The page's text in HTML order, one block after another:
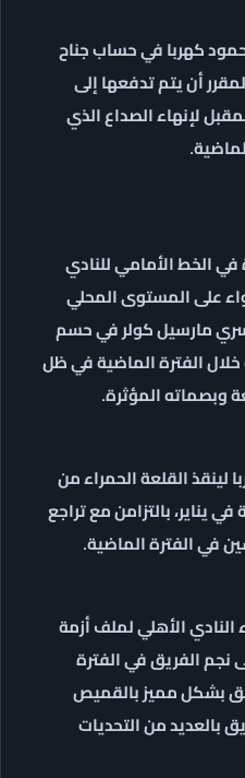
كهربا في حساب جناح
أن يتم تدفعها إلى
يوم 10 أبريل المقبل لإنهاء الصداع الذي
الخط الأمامي للنادي
على المستوى المحلي
مارسيل كولر في حسم
الفترة الماضية في ظل
وبصماته المؤثرة.
لينقذ القلعة الحمراء من
يناير، بالتزامن مع تراجع
في الفترة الماضية.
النادي الأهلي لملف أزمة
نجم الفريق في الفترة
بشكل مميز بالقميص
بالعديد من التحديات